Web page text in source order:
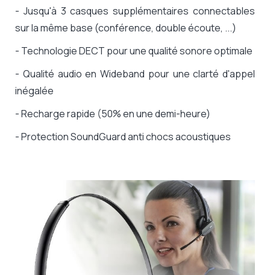
- Jusqu'à 3 casques supplémentaires connectables
sur la même base (conférence, double écoute, ...)
- Technologie DECT pour une qualité sonore optimale
- Qualité audio en Wideband pour une clarté d'appel
inégalée
- Recharge rapide (50% en une demi-heure)
- Protection SoundGuard anti chocs acoustiques